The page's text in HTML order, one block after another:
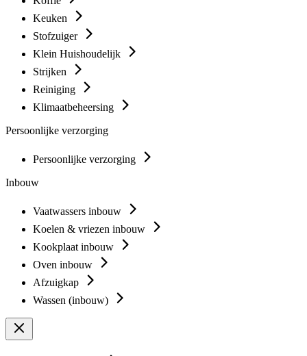
Keuken
Stofzuiger
Klein Huishoudelijk
Strijken
Reiniging
Klimaatbeheersing
Persoonlijke verzorging
Persoonlijke verzorging
Inbouw
Vaatwassers inbouw
Koelen & vriezen inbouw
Kookplaat inbouw
Oven inbouw
Afzuigkap
Wassen (inbouw)